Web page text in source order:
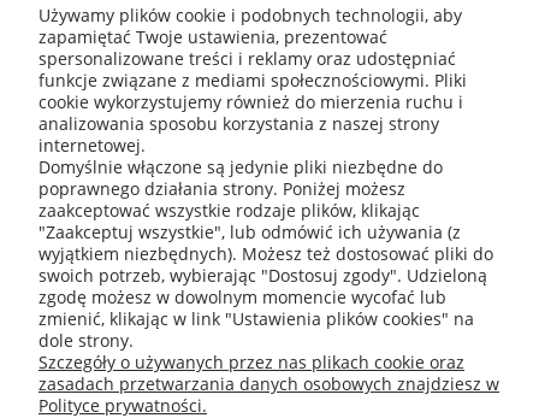
glazurowana o najwyższej odporności na zabrudzenia i
mchy, połączona z głębokimi zamkami labiryntowymi.
Dachówka skrajna lewa Roben Bergamo czarna glazura
53,71 zł/szt.
DO KOSZYKA
Używamy plików cookie i podobnych technologii, aby
zapamiętać Twoje ustawienia, prezentować
spersonalizowane treści i reklamy oraz udostępniać
funkcje związane z mediami społecznościowymi. Pliki
cookie wykorzystujemy również do mierzenia ruchu i
analizowania sposobu korzystania z naszej strony
internetowej.
Domyślnie włączone są jedynie pliki niezbędne do
poprawnego działania strony. Poniżej możesz
zaakceptować wszystkie rodzaje plików, klikając
"Zaakceptuj wszystkie", lub odmówić ich używania (z
wyjątkiem niezbędnych). Możesz też dostosować pliki do
swoich potrzeb, wybierając "Dostosuj zgody". Udzieloną
zgodę możesz w dowolnym momencie wycofać lub
zmienić, klikając w link "Ustawienia plików cookies" na
dole strony.
Szczegóły o używanych przez nas plikach cookie oraz
zasadach przetwarzania danych osobowych znajdziesz w
Polityce prywatności.